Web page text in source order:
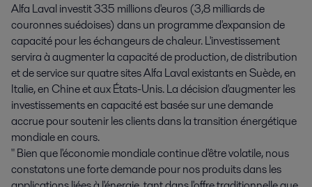
Alfa Laval investit 335 millions d'euros (3,8 milliards de
couronnes suédoises) dans un programme d'expansion de
capacité pour les échangeurs de chaleur. L'investissement
servira à augmenter la capacité de production, de distribution
et de service sur quatre sites Alfa Laval existants en Suède, en
Italie, en Chine et aux États-Unis. La décision d'augmenter les
investissements en capacité est basée sur une demande
accrue pour soutenir les clients dans la transition énergétique
mondiale en cours.
" Bien que l'économie mondiale continue d'être volatile, nous
constatons une forte demande pour nos produits dans les